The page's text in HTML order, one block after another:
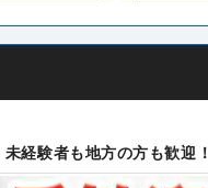
経験者も地方の方も歓迎！